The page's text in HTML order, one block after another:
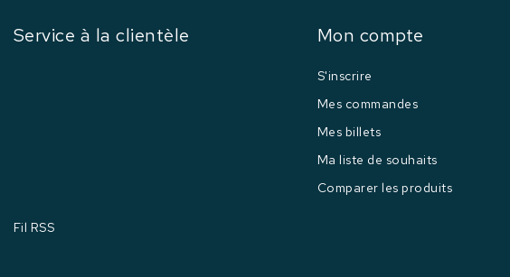
Service à la clientèle
Fil RSS
Mon compte
S'inscrire
Mes commandes
Mes billets
Ma liste de souhaits
Comparer les produits